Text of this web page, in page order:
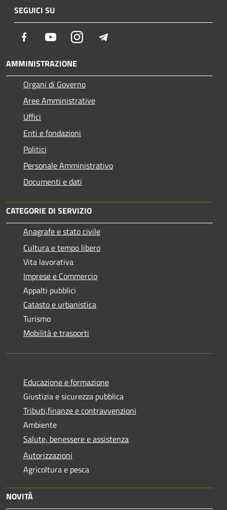
SEGUICI SU
Facebook YoutubeInstagram
AMMINISTRAZIONE
Organi di Governo
Aree Amministrative
Uffici
Enti e fondazioni
Politici
Personale Amministrativo
Documenti e dati
CATEGORIE DI SERVIZIO
Anagrafe e stato civile
Cultura e tempo libero
Vita lavorativa
Imprese e Commercio
Appalti pubblici
Catasto e urbanistica
Turismo
Mobilità e trasporti
Educazione e formazione
Giustizia e sicurezza pubblica
Tributi,finanze e contravvenzioni
Ambiente
Salute, benessere e assistenza
Autorizzazioni
Agricoltura e pesca
NOVITÀ